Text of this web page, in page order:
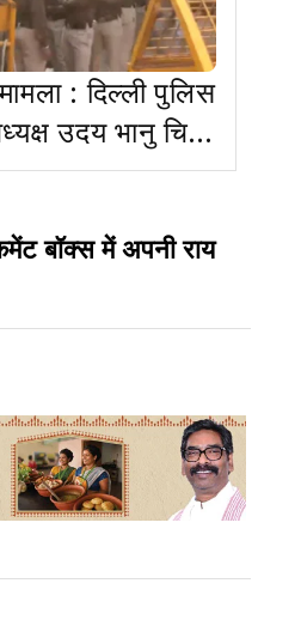
: दिल्ली पुलिस
उदय भानु चिब
बॉक्स में अपनी राय